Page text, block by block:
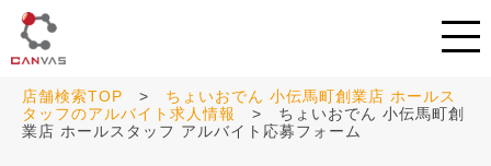
店舗検索TOP > ちょいおでん 小伝馬町創業店 ホールス
タッフのアルバイト求人情報
> ちょいおでん 小伝馬町創
業店 ホールスタッフ アルバイト応募フォーム